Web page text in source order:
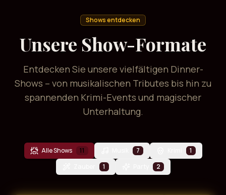
Shows entdecken
Unsere Show-Formate
Entdecken Sie unsere vielfältigen Dinner-
Shows – von musikalischen Tributes bis hin zu
spannenden Krimi-Events und magischer
Unterhaltung.
Alle Shows 11 7
1
1 2